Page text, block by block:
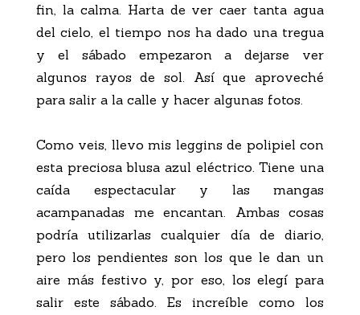
fin, la calma. Harta de ver caer tanta agua
del cielo, el tiempo nos ha dado una tregua
y el sábado empezaron a dejarse ver
algunos rayos de sol. Así que aproveché
para salir a la calle y hacer algunas fotos.
Como veis, llevo mis leggins de polipiel con
esta preciosa blusa azul eléctrico. Tiene una
caída espectacular y las mangas
acampanadas me encantan. Ambas cosas
podría utilizarlas cualquier día de diario,
pero los pendientes son los que le dan un
aire más festivo y, por eso, los elegí para
salir este sábado. Es increíble como los